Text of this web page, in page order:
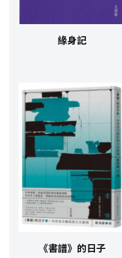
緣身記
《書譜》的日子